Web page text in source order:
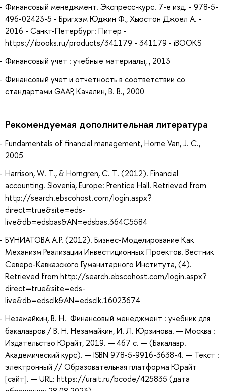
Финансовый менеджмент. Экспресс-курс. 7-е изд. - 978-5-
496-02423-5 - Бригхэм Юджин Ф., Хьюстон Джоел А. -
2016 - Санкт-Петербург: Питер -
https://ibooks.ru/products/341179 - 341179 - iBOOKS
Финансовый учет : учебные материалы, , 2013
Финансовый учет и отчетность в соответствии со
стандартами GAAP, Качалин, В. В., 2000
Рекомендуемая дополнительная литература
Fundamentals of financial management, Horne Van, J. C.,
2005
Harrison, W. T., & Horngren, C. T. (2012). Financial
accounting. Slovenia, Europe: Prentice Hall. Retrieved from
http://search.ebscohost.com/login.aspx?
direct=true&site=eds-
live&db=edsbas&AN=edsbas.364C5584
БУНИАТОВА А.Р. (2012). Бизнес-Моделирование Как
Механизм Реализации Инвестиционных Проектов. Вестник
Северо-Кавказского Гуманитарного Института, (4).
Retrieved from http://search.ebscohost.com/login.aspx?
direct=true&site=eds-
live&db=edsclk&AN=edsclk.16023674
Незамайкин, В. Н. Финансовый менеджмент : учебник для
бакалавров / В. Н. Незамайкин, И. Л. Юрзинова. — Москва :
Издательство Юрайт, 2019. — 467 с. — (Бакалавр.
Академический курс). — ISBN 978-5-9916-3638-4. — Текст :
электронный // Образовательная платформа Юрайт
[сайт]. — URL: https://urait.ru/bcode/425835 (дата